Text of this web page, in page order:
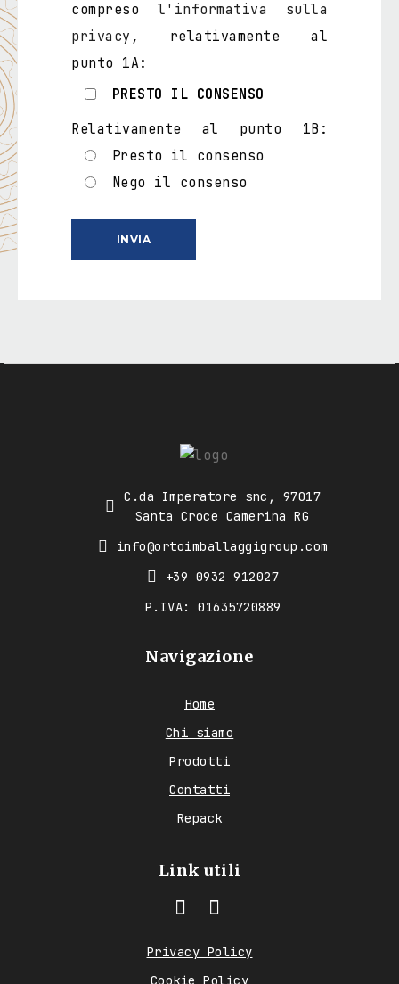
compreso l'informativa sulla
privacy , relativamente al
punto 1A:
PRESTO IL CONSENSO
Relativamente al punto 1B:
Presto il consenso
Nego il consenso
C.da Imperatore snc, 97017
Santa Croce Camerina RG
info@ortoimballaggigroup.com
+39 0932 912027
P.IVA: 01635720889
Navigazione
Home
Chi siamo
Prodotti
Contatti
Repack
Link utili
Privacy Policy
Cookie Policy